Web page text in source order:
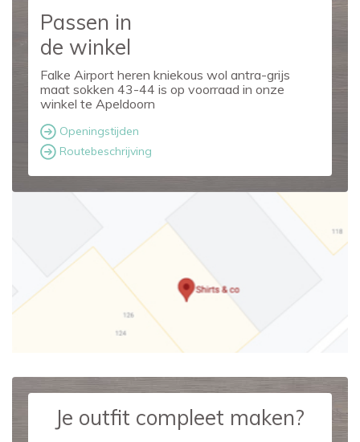
Passen in
de winkel
Falke Airport heren kniekous wol antra-grijs
maat sokken 43-44 is op voorraad in onze
winkel te Apeldoorn
Openingstijden
Routebeschrijving
Je outfit compleet maken?